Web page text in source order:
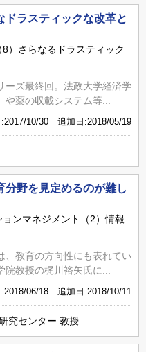
ドラスティックな改革と
）さらなるドラスティック
ーズ最終回。法政大学経済学
薬の収載システム等...
:2017/10/30 追加日:2018/05/19
分野を見定めるのが難し
ンマネジメント（2）情報
、教育の方向性にも表れてい
教授の梶川裕矢氏に...
:2018/06/18 追加日:2018/10/11
究センター 教授